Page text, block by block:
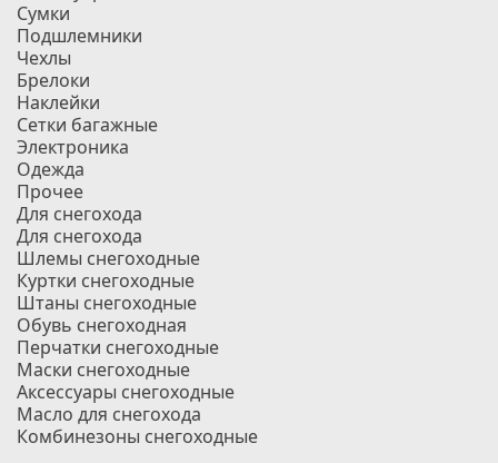
Сумки
Подшлемники
Чехлы
Брелоки
Наклейки
Сетки багажные
Электроника
Одежда
Прочее
Для снегохода
Для снегохода
Шлемы снегоходные
Куртки снегоходные
Штаны снегоходные
Обувь снегоходная
Перчатки снегоходные
Маски снегоходные
Аксессуары снегоходные
Масло для снегохода
Комбинезоны снегоходные